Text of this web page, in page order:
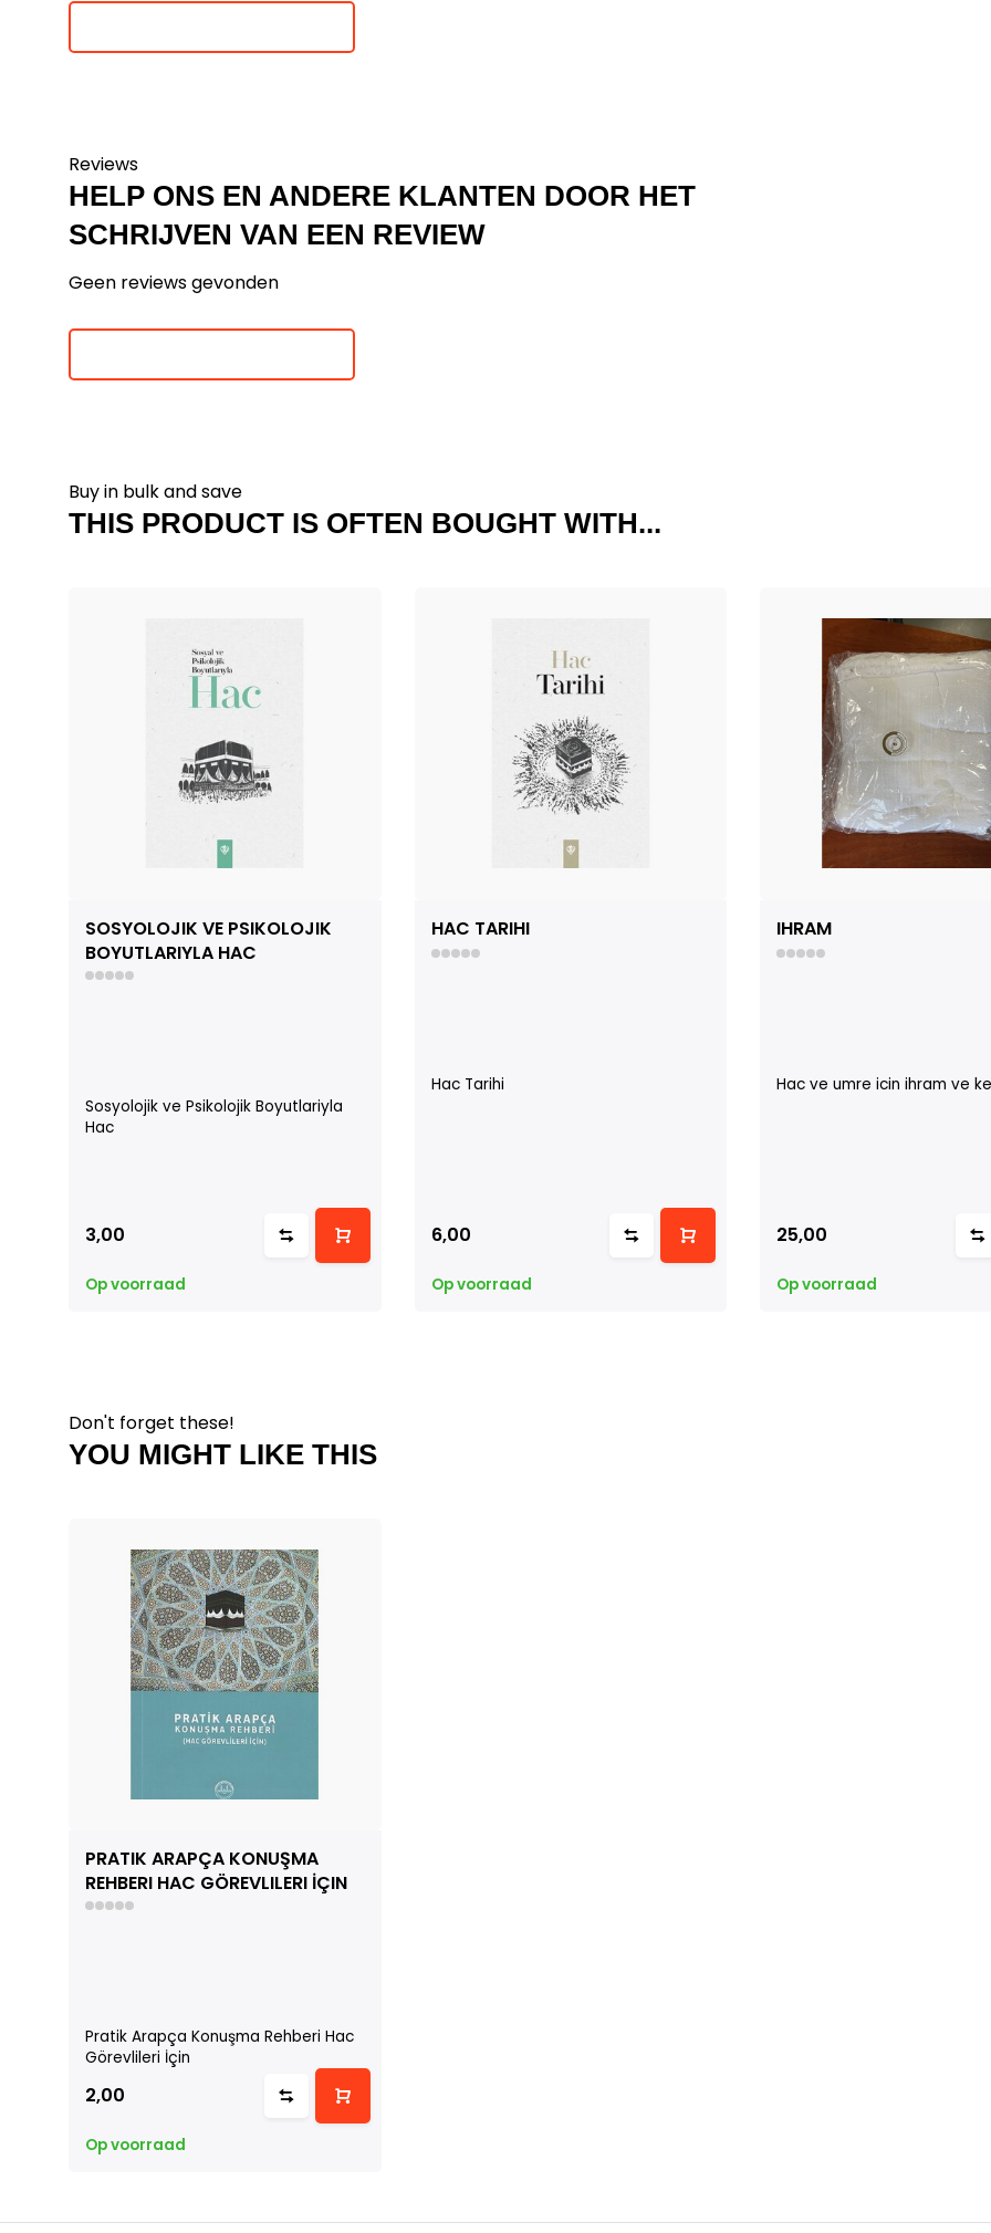
Reviews
HELP ONS EN ANDERE KLANTEN DOOR HET
SCHRIJVEN VAN EEN REVIEW
Geen reviews gevonden
Buy in bulk and save
THIS PRODUCT IS OFTEN BOUGHT WITH...
SOSYOLOJIK VE PSIKOLOJIK
BOYUTLARIYLA HAC
Sosyolojik ve Psikolojik Boyutlariyla
Hac
3,00
Op voorraad
HAC TARIHI
Hac Tarihi
6,00
Op voorraad
IHRAM
Hac ve umre icin ihram ve
25,00
Op voorraad
Don't forget these!
YOU MIGHT LIKE THIS
PRATIK ARAPÇA KONUŞMA
REHBERI HAC GÖREVLILERI İÇIN
Pratik Arapça Konuşma Rehberi Hac
Görevlileri İçin
2,00
Op voorraad